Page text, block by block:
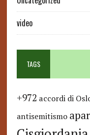
video
TAGS
+972 accordi di
antisemitismo